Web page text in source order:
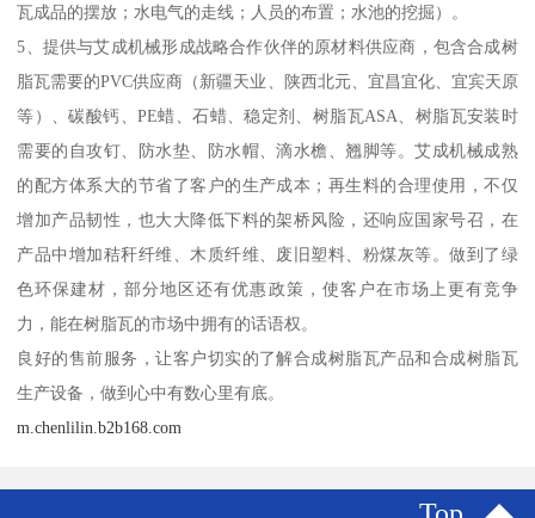
瓦成品的摆放；水电气的走线；人员的布置；水池的挖掘）。
5、提供与艾成机械形成战略合作伙伴的原材料供应商，包含合成树
脂瓦需要的PVC供应商（新疆天业、陕西北元、宜昌宜化、宜宾天原
等）、碳酸钙、PE蜡、石蜡、稳定剂、树脂瓦ASA、树脂瓦安装时
需要的自攻钉、防水垫、防水帽、滴水檐、翘脚等。艾成机械成熟
的配方体系大的节省了客户的生产成本；再生料的合理使用，不仅
增加产品韧性，也大大降低下料的架桥风险，还响应国家号召，在
产品中增加秸秆纤维、木质纤维、废旧塑料、粉煤灰等。做到了绿
色环保建材，部分地区还有优惠政策，使客户在市场上更有竞争
力，能在树脂瓦的市场中拥有的话语权。
良好的售前服务，让客户切实的了解合成树脂瓦产品和合成树脂瓦
生产设备，做到心中有数心里有底。
m.chenlilin.b2b168.com